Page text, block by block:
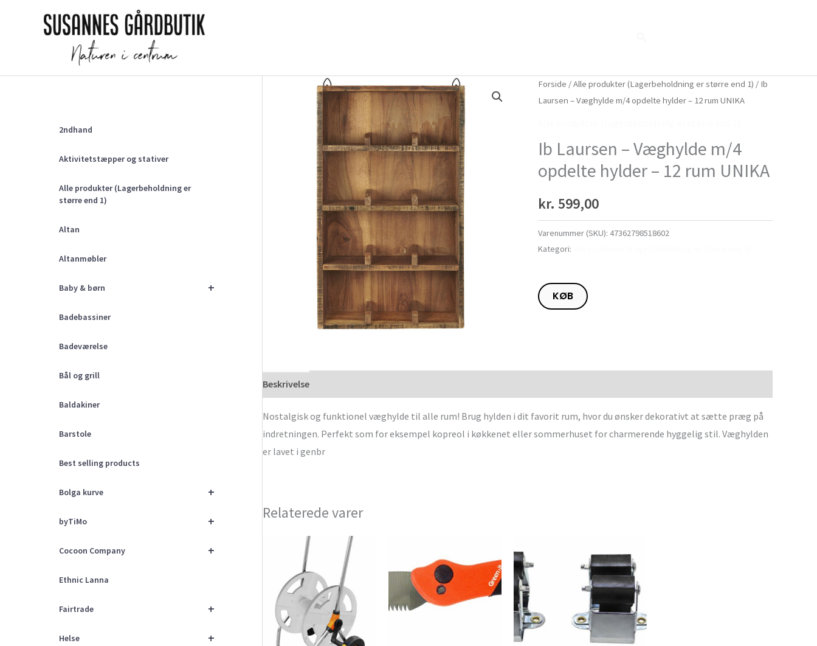
2ndhand
Aktivitetstæpper og stativer
Alle produkter (Lagerbeholdning er
større end 1)
Altan
Altanmøbler
+
Baby & børn
Badebassiner
Badeværelse
Bål og grill
Baldakiner
Barstole
Best selling products
+
Bolga kurve
+
byTiMo
+
Cocoon Company
Ethnic Lanna
+
Fairtrade
+
Helse
Forside /Alle produkter (Lagerbeholdning er større end 1) / Ib
Laursen – Væghylde m/4 opdelte hylder – 12 rum UNIKA
Ib Laursen – Væghylde m/4
opdelte hylder – 12 rum UNIKA
kr. 599,00
Varenummer (SKU): 47362798518602
Kategori:
KØB
Beskrivelse
Nostalgisk og funktionel væghylde til alle rum! Brug hylden i dit favorit rum, hvor du ønsker dekorativt at sætte præg på
indretningen. Perfekt som for eksempel kopreol i køkkenet eller sommerhuset for charmerende hyggelig stil. Væghylden
er lavet i genbr
Relaterede varer